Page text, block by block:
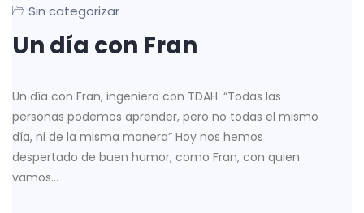
Sin categorizar
Un día con Fran
Un día con Fran, ingeniero con TDAH. “Todas las
personas podemos aprender, pero no todas el mismo
día, ni de la misma manera” Hoy nos hemos
despertado de buen humor, como Fran, con quien
vamos…